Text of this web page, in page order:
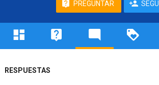
PREGUNTAR
RESPUESTAS